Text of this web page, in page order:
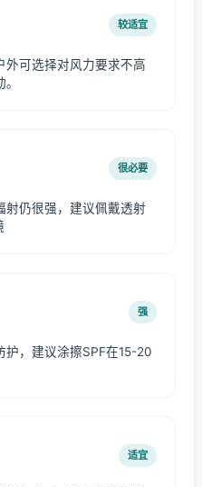
较适宜
外可选择对风力要求不高
很必要
射仍很强，建议佩戴透射
强
护，建议涂擦SPF在15-20
适宜